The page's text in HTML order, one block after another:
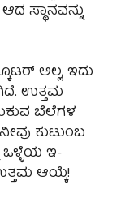
ಸ್ಥಾನವನ್ನು
ಅಲ್ಲ, ಇದು
ಉತ್ತಮ
ಬೆಲೆಗಳ
ಕುಟುಂಬ
ಇ-
ಆಯ್ಕೆ!